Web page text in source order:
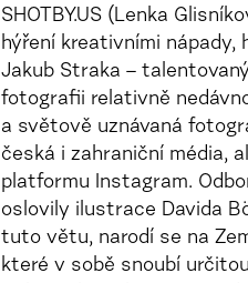
SHOTBY.US (Lenka
hýření kreativními
Jakub Straka –
fotografii relativně
a světově uznávaná
česká i zahraniční média,
platformu Instagram.
oslovily ilustrace Davida
tuto větu, narodí se na
které v sobě snoubí